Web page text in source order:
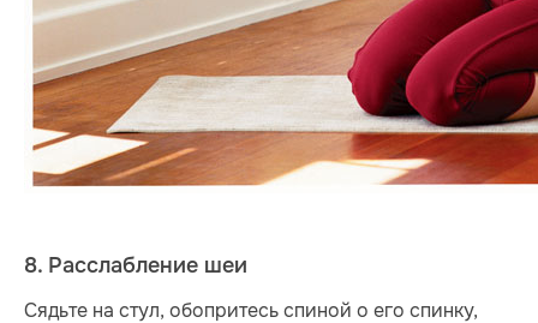
8. Расслабление шеи
Сядьте на стул, обопритесь спиной о его спинку,